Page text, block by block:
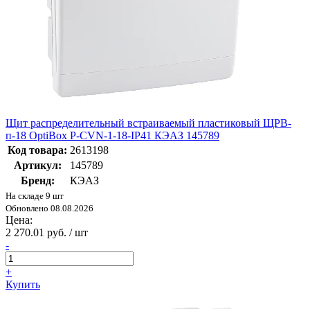
Щит распределительный встраиваемый пластиковый ЩРВ-
п-18 OptiBox P-CVN-1-18-IP41 КЭАЗ 145789
Код товара: 2613198
Артикул:
145789
Бренд:
КЭАЗ
На складе 9 шт
Обновлено 08.08.2026
Цена:
2 270.01 руб. / шт
-
+
Купить